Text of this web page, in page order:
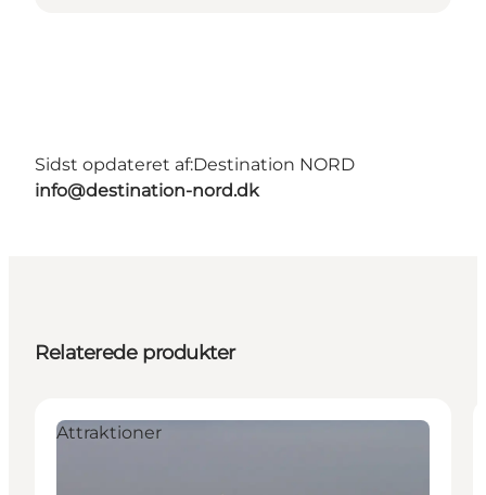
Sidst opdateret af:Destination NORD
info@destination-nord.dk
Relaterede produkter
Attraktioner